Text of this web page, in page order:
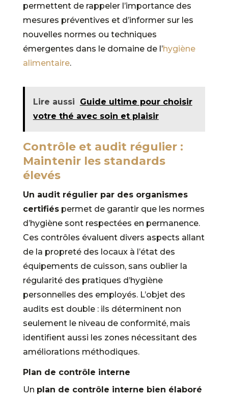
permettent de rappeler l’importance des
mesures préventives et d’informer sur les
nouvelles normes ou techniques
émergentes dans le domaine de l’hygiène
alimentaire.
Lire aussi
Guide ultime pour choisir
votre thé avec soin et plaisir
Contrôle et audit régulier :
Maintenir les standards
élevés
Un audit régulier par des organismes
certifiéspermet de garantir que les normes
d’hygiène sont respectées en permanence.
Ces contrôles évaluent divers aspects allant
de la propreté des locaux à l’état des
équipements de cuisson, sans oublier la
régularité des pratiques d’hygiène
personnelles des employés. L’objet des
audits est double : ils déterminent non
seulement le niveau de conformité, mais
identifient aussi les zones nécessitant des
améliorations méthodiques.
Plan de contrôle interne
Un plan de contrôle interne bien élaboré